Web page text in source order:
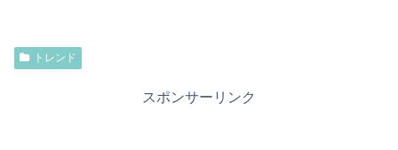
トレンド
スポンサーリンク